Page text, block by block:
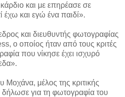
και με επηρέασε σε
έχω και εγώ ένα παιδί».
και διευθυντής φωτογραφίας
ο οποίος ήταν από τους κριτές
που νίκησε έχει ισχυρό
Μοχάνα, μέλος της κριτικής
για τη φωτογραφία του